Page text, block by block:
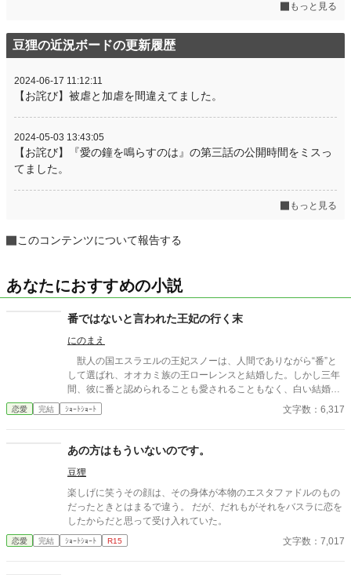
もっと見る
豆狸の近況ボードの更新履歴
2024-06-17 11:12:11
【お詫び】被虐と加虐を間違えてました。
2024-05-03 13:43:05
【お詫び】『愛の鐘を鳴らすのは』の第三話の公開時間をミスっ
てました。
もっと見る
このコンテンツについて報告する
あなたにおすすめの小説
番ではないと言われた王妃の行く末
にのまえ
獣人の国エスラエルの王妃スノーは、人間でありながら“番”と
して選ばれ、オオカミ族の王ローレンスと結婚した。しかし三年
間、彼に番と認められることも愛されることもなく、白い結婚の
まま冷遇され続ける。 それでも王妃として国に尽くしてきたス
ノーだったが、ある日、ローレンスが別の令嬢レイアーを懐妊さ
決意し、国を去ろうとする。 しかしその道中、レイアー嬢の実
家の襲撃に遭い、スノーは命を落とす寸前、自身の命と引き換え
に広域回復魔法で多くの命を救う。 これでスノーの、人生は終
わりのはずだった。 だが次に目を覚ますと、スノーは三年前の
結婚式当日に戻っていた。何度死んでも、何度拒絶しても、結婚
式の誓いの瞬間へと戻される。 番から逃れようと、スノーは何
恋愛 完結 ｼｮｰﾄｼｮｰﾄ 文字数：6,317
あの方はもういないのです。
豆狸
楽しげに笑うその顔は、その身体が本物のエスタファドルのもの
だったときとはまるで違う。 だが、だれもがそれをバスラに恋を
したからだと思って受け入れていた。
恋愛 完結 ｼｮｰﾄｼｮｰﾄ R15 文字数：7,017